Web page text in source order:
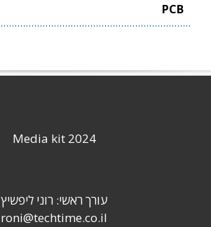
PCB
Media kit 2024
עורך ראשי: רוני ליפשיץ
roni@techtime.co.il